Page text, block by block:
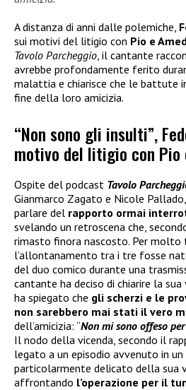
A distanza di anni dalle polemiche,
sui motivi del litigio con Pio e
Tavolo Parcheggio, il cantante
avrebbe profondamente ferito
malattia e chiarisce che le battute
fine della loro amicizia.
“Non sono gli insulti”,
motivo del litigio con Pio
Ospite del podcast Tavolo
Gianmarco Zagato e Nicole
parlare del rapporto ormai
svelando un retroscena che,
rimasto finora nascosto. Per molto
l’allontanamento tra i tre fosse
del duo comico durante una
cantante ha deciso di chiarire la
ha spiegato che gli scherzi e le
non sarebbero mai stati il vero
dell’amicizia: “Non mi sono offeso
Il nodo della vicenda, secondo il
legato a un episodio avvenuto in
particolarmente delicato della sua
affrontando l’operazione per il